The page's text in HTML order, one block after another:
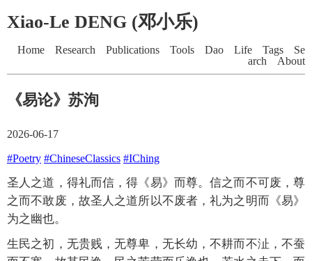
Xiao-Le DENG (邓小乐)
Home Research Publications Tools Dao Life Tags
Se
arch
About
《易论》苏洵
2026-06-17
#Poetry #ChineseClassics #IChing
圣人之道，得礼而信，得《易》而尊。信之而不可废，尊
之而不敢废，故圣人之道所以不废者，礼为之明而《易》
为之幽也。
生民之初，无贵贱，无尊卑，无长幼，不耕而不沚，不蚕